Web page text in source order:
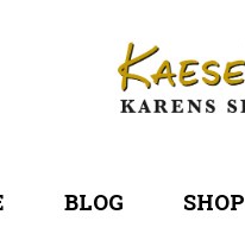
BLOG SHOP